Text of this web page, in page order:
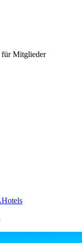
für Mitglieder
Hotels